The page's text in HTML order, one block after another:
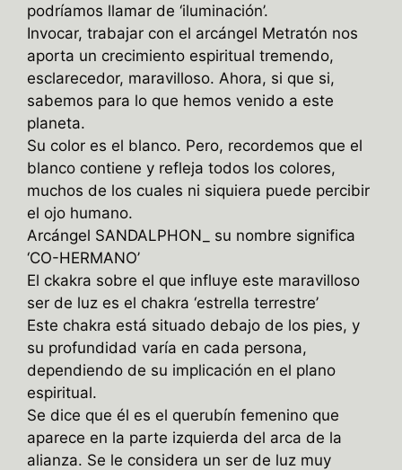
podríamos llamar de ‘iluminación’.
Invocar, trabajar con el arcángel Metratón nos
aporta un crecimiento espiritual tremendo,
esclarecedor, maravilloso. Ahora, si que si,
sabemos para lo que hemos venido a este
planeta.
Su color es el blanco. Pero, recordemos que el
blanco contiene y refleja todos los colores,
muchos de los cuales ni siquiera puede percibir
el ojo humano.
Arcángel SANDALPHON_ su nombre significa
‘CO-HERMANO’
El ckakra sobre el que influye este maravilloso
ser de luz es el chakra ‘estrella terrestre’
Este chakra está situado debajo de los pies, y
su profundidad varía en cada persona,
dependiendo de su implicación en el plano
espiritual.
Se dice que él es el querubín femenino que
aparece en la parte izquierda del arca de la
alianza. Se le considera un ser de luz muy